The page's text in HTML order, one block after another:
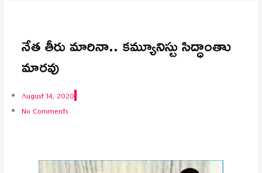
నేత తీరు మారినా.. కమ్యూనిస్టు సిద్ధాంతాు
మారవు
August 14, 2020
No Comments